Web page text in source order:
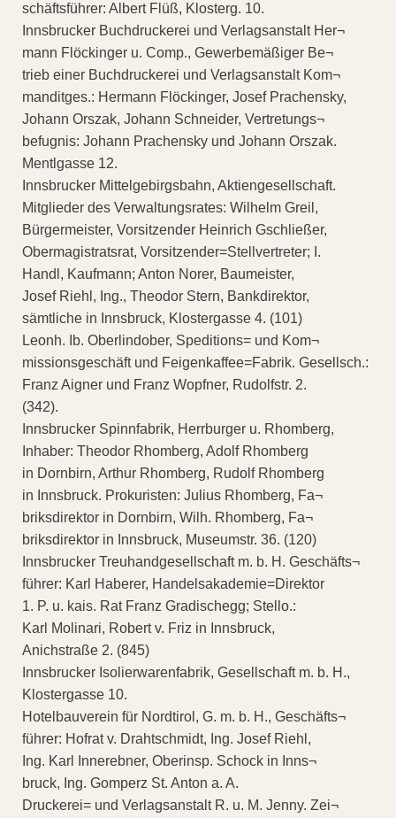
schäftsführer: Albert Flüß, Klosterg. 10.
Innsbrucker Buchdruckerei und Verlagsanstalt Her¬
mann Flöckinger u. Comp., Gewerbemäßiger Be¬
trieb einer Buchdruckerei und Verlagsanstalt Kom¬
manditges.: Hermann Flöckinger, Josef Prachensky,
Johann Orszak, Johann Schneider, Vertretungs¬
befugnis: Johann Prachensky und Johann Orszak.
Mentlgasse 12.
Innsbrucker Mittelgebirgsbahn, Aktiengesellschaft.
Mitglieder des Verwaltungsrates: Wilhelm Greil,
Bürgermeister, Vorsitzender Heinrich Gschließer,
Obermagistratsrat, Vorsitzender=Stellvertreter; I.
Handl, Kaufmann; Anton Norer, Baumeister,
Josef Riehl, Ing., Theodor Stern, Bankdirektor,
sämtliche in Innsbruck, Klostergasse 4. (101)
Leonh. Ib. Oberlindober, Speditions= und Kom¬
missionsgeschäft und Feigenkaffee=Fabrik. Gesellsch.:
Franz Aigner und Franz Wopfner, Rudolfstr. 2.
(342).
Innsbrucker Spinnfabrik, Herrburger u. Rhomberg,
Inhaber: Theodor Rhomberg, Adolf Rhomberg
in Dornbirn, Arthur Rhomberg, Rudolf Rhomberg
in Innsbruck. Prokuristen: Julius Rhomberg, Fa¬
briksdirektor in Dornbirn, Wilh. Rhomberg, Fa¬
briksdirektor in Innsbruck, Museumstr. 36. (120)
Innsbrucker Treuhandgesellschaft m. b. H. Geschäfts¬
führer: Karl Haberer, Handelsakademie=Direktor
1. P. u. kais. Rat Franz Gradischegg; Stello.:
Karl Molinari, Robert v. Friz in Innsbruck,
Anichstraße 2. (845)
Innsbrucker Isolierwarenfabrik, Gesellschaft m. b. H.,
Klostergasse 10.
Hotelbauverein für Nordtirol, G. m. b. H., Geschäfts¬
führer: Hofrat v. Drahtschmidt, Ing. Josef Riehl,
Ing. Karl Innerebner, Oberinsp. Schock in Inns¬
bruck, Ing. Gomperz St. Anton a. A.
Druckerei= und Verlagsanstalt R. u. M. Jenny. Zei¬